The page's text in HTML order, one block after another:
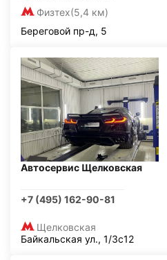
Физтех(5,4 км)
Береговой пр-д, 5
Автосервис Щелковская
+7 (495) 162-90-81
Щелковская
Байкальская ул., 1/3с12